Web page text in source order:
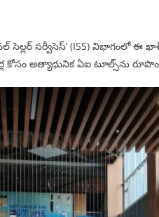
సెల్లర్ సర్వీసెస్’ (ISS) విభాగంలో ఈ
కోసం అత్యాధునిక ఏఐ టూల్స్‌ను